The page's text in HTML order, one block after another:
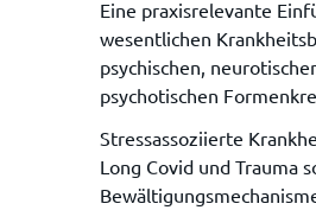
Eine praxisrelevante
wesentlichen
psychischen,
psychotischen
Stressassoziierte
Long Covid und Trauma